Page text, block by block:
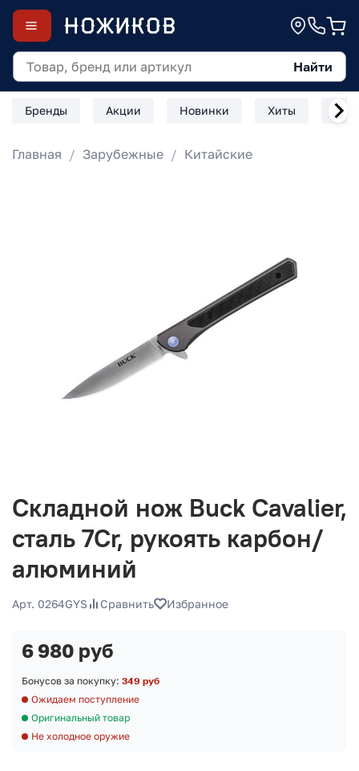
Найти
Бренды Акции Новинки Хиты
Главная Зарубежные Китайские
Складной нож Buck Cavalier,
сталь 7Cr, рукоять карбон/
алюминий
Арт. 0264GYS Сравнить Избранное
6 980 руб
Бонусов за покупку: 349 руб
Ожидаем поступление
Оригинальный товар
Не холодное оружие